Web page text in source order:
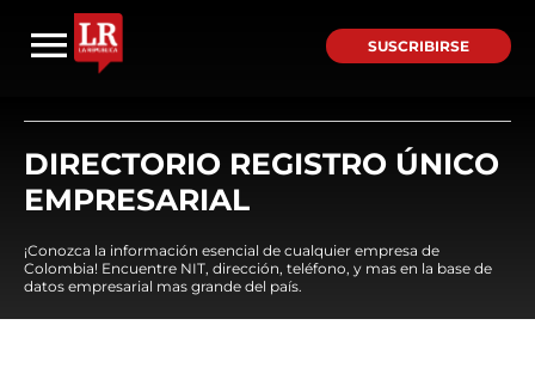
SUSCRIBIRSE
DIRECTORIO REGISTRO ÚNICO
EMPRESARIAL
¡Conozca la información esencial de cualquier empresa de
Colombia! Encuentre NIT, dirección, teléfono, y mas en la base de
datos empresarial mas grande del país.